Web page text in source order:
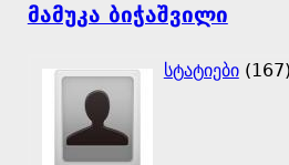
მამუკა ბიჭაშვილი
სტატიები (167)